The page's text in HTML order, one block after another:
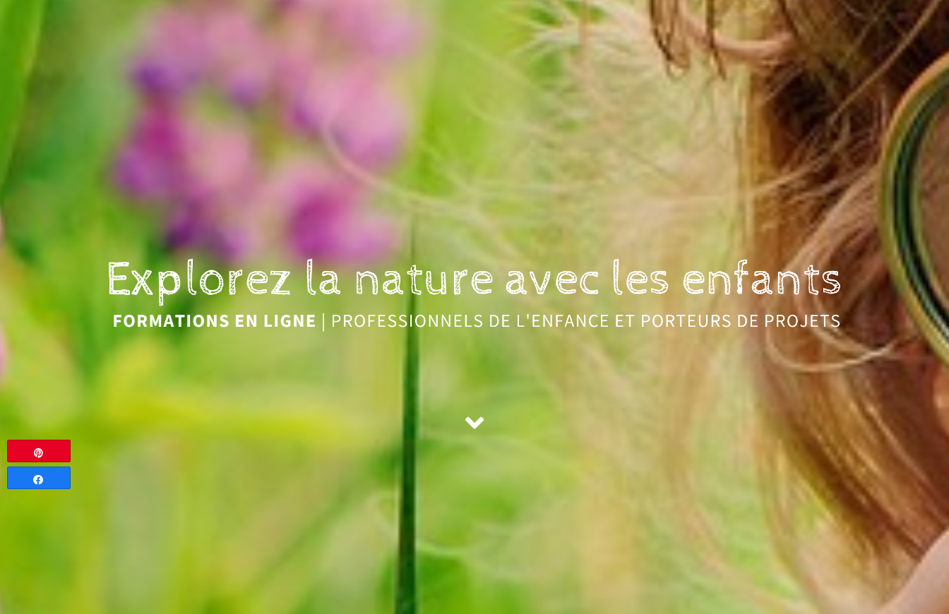
Eveil et Nature
Outils et Formations en ligne pour explorer la nature avec les enfants